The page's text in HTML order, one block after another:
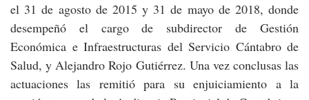
el 31 de agosto de 2015 y 31 de mayo de 2018, donde
desempeñó el cargo de subdirector de Gestión
Económica e Infraestructuras del Servicio Cántabro de
Salud, y Alejandro Rojo Gutiérrez. Una vez conclusas las
actuaciones las remitió para su enjuiciamiento a la